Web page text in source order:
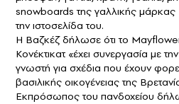
snowboards της γαλλικής
την ιστοσελίδα του.
Η Βαζκέζ δήλωσε ότι το
Κονέκτικατ «έχει συνεργασία με
γνωστή για σχέδια που έχουν
βασιλικής οικογένειας της
Εκπρόσωπος του πανδοχείου